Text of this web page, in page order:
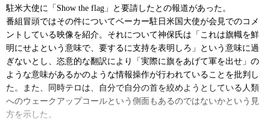
駐米大使に「Show the flag」と要請したとの報道があった。
番組冒頭ではその件についてベーカー駐日米国大使が会見でのコメ
ントしている映像を紹介。それについて神保氏は「これは旗幟を鮮
明にせよという意味で、要するに支持を表明しろ」という意味に過
ぎないとし、恣意的な翻訳により「実際に旗をあげて軍を出せ」の
ような意味があるかのような情報操作が行われていることを批判し
た。また、同時テロは、自分で自分の首を絞めようとしている人類
へのウェークアップコールという側面もあるのではないかという見
方を示した。